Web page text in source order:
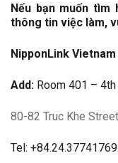
Nếu bạn muốn tìm
thông tin việc làm,
NipponLink
Add: Room 401 –
80-82 Truc Khe Street
Tel: